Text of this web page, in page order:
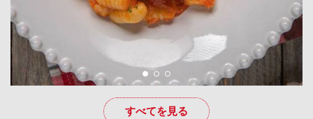
すべてを見る